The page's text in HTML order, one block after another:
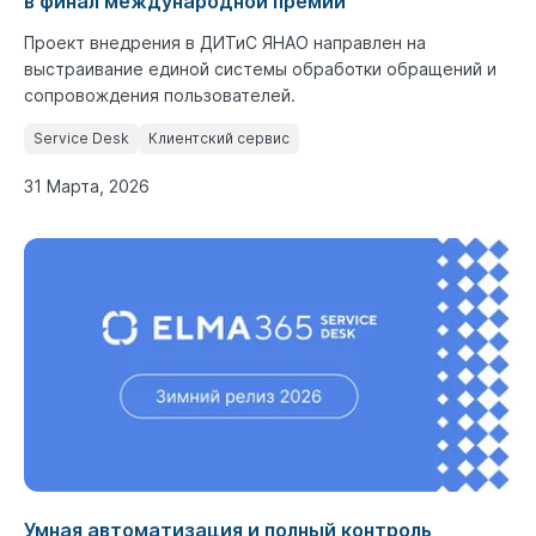
Проект внедрения в ДИТиС ЯНАО направлен на
выстраивание единой системы обработки обращений и
сопровождения пользователей.
Service Desk Клиентский сервис
31 Марта, 2026
Умная автоматизация и полный контроль